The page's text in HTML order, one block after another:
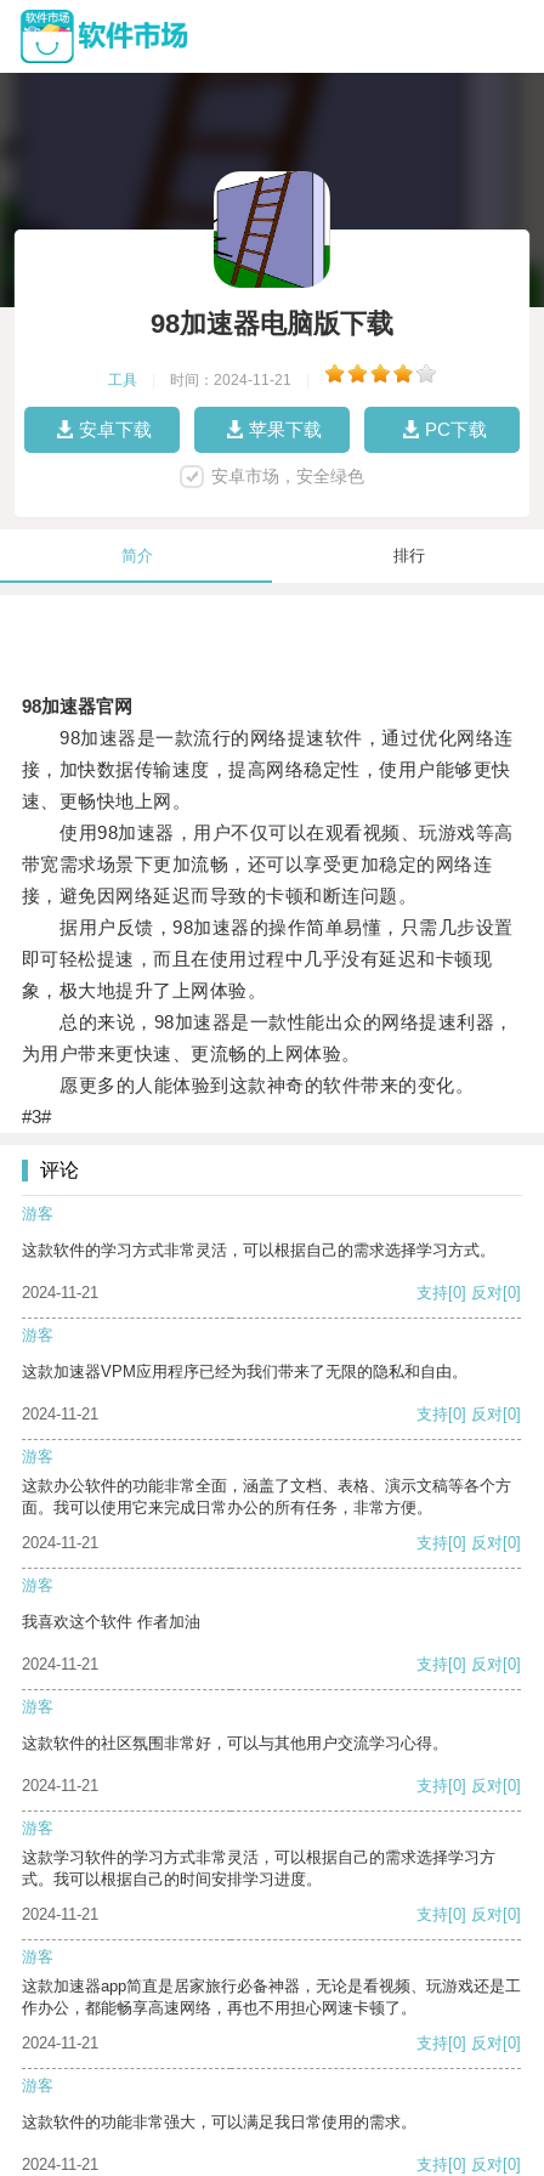
98加速器电脑版下载
工具 时间：2024-11-21
安卓下载 苹果下载 PC下载
安卓市场，安全绿色
简介 排行
98加速器官网
98加速器是一款流行的网络提速软件，通过优化网络连
接，加快数据传输速度，提高网络稳定性，使用户能够更快
速、更畅快地上网。
使用98加速器，用户不仅可以在观看视频、玩游戏等高
带宽需求场景下更加流畅，还可以享受更加稳定的网络连
接，避免因网络延迟而导致的卡顿和断连问题。
据用户反馈，98加速器的操作简单易懂，只需几步设置
即可轻松提速，而且在使用过程中几乎没有延迟和卡顿现
象，极大地提升了上网体验。
总的来说，98加速器是一款性能出众的网络提速利器，
为用户带来更快速、更流畅的上网体验。
愿更多的人能体验到这款神奇的软件带来的变化。
#3#
评论
游客
这款软件的学习方式非常灵活，可以根据自己的需求选择学习方式。
2024-11-21 支持[0] 反对[0]
游客
这款加速器VPM应用程序已经为我们带来了无限的隐私和自由。
2024-11-21 支持[0] 反对[0]
游客
这款办公软件的功能非常全面，涵盖了文档、表格、演示文稿等各个方
面。我可以使用它来完成日常办公的所有任务，非常方便。
2024-11-21
支持[0] 反对[0]
游客
我喜欢这个软件 作者加油
2024-11-21 支持[0] 反对[0]
游客
这款软件的社区氛围非常好，可以与其他用户交流学习心得。
2024-11-21 支持[0] 反对[0]
游客
这款学习软件的学习方式非常灵活，可以根据自己的需求选择学习方
式。我可以根据自己的时间安排学习进度。
2024-11-21
支持[0] 反对[0]
游客
这款加速器app简直是居家旅行必备神器，无论是看视频、玩游戏还是工
作办公，都能畅享高速网络，再也不用担心网速卡顿了。
2024-11-21
支持[0] 反对[0]
游客
这款软件的功能非常强大，可以满足我日常使用的需求。
2024-11-21 支持[0] 反对[0]